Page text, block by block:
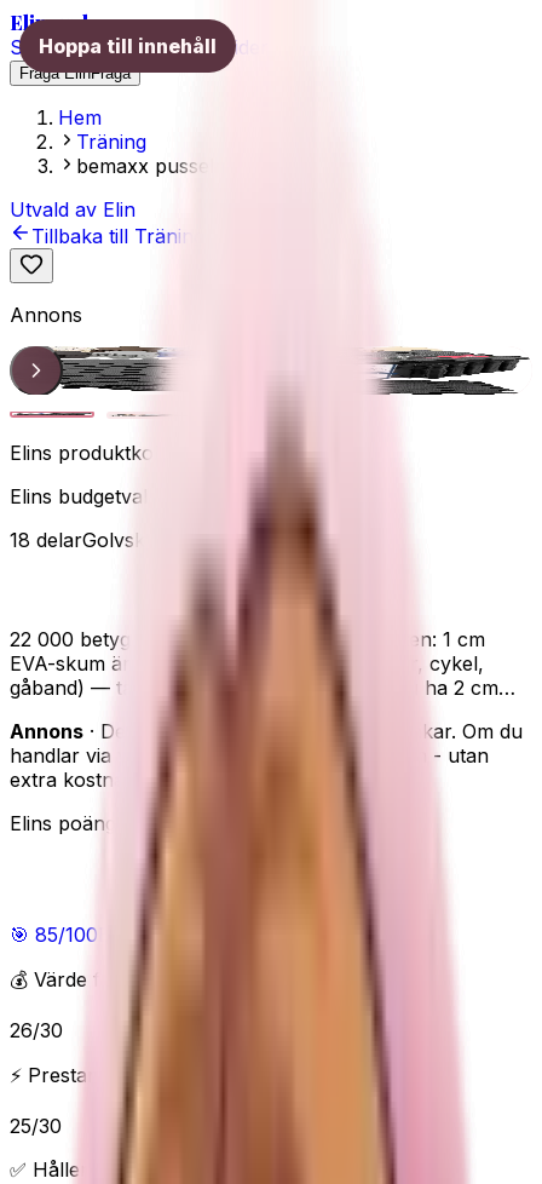
Hoppa till innehåll
Elins val
SkönhetHälsa TräningGuider
Fråga ElinFråga
Hem
Träning
bemaxx pusselmatta
Utvald av Elin
Tillbaka till Träning
Annons
Produkt
1/ 3
Elins produktkoll
Elins budgetval
18 delarGolvskydd Hemmagym
bemaxx pusselmatta
22 000 betyg — beprövad klassiker. Caveaten: 1 cm
EVA-skum är för HEMMAGYM-nivå (hantlar, cykel,
gåband) — tappar du en 100 kg-stång vill du ha 2 cm…
Annons · Den här sidan innehåller reklamlänkar. Om du
handlar via våra länkar kan vi få en provision - utan
extra kostnad för dig.
Elins poäng
Elins poäng
🎯 85/100
💰 Värde för pengarna
26/30
⚡ Prestanda & funktioner
25/30
✅ Håller vad det lovar